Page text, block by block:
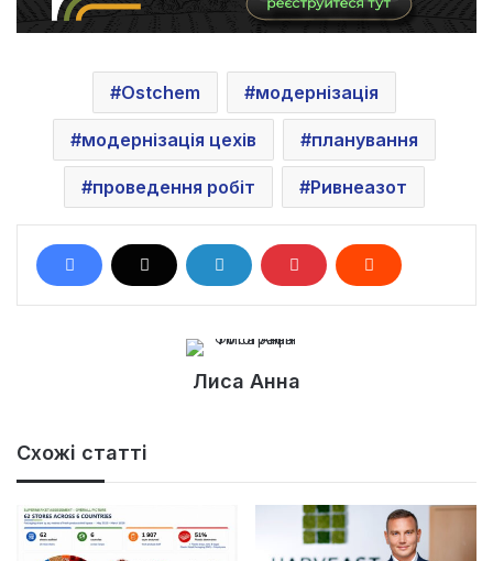
Ostchem модернізація
модернізація цехів планування
проведення робіт Ривнеазот
Лиса Анна
Схожі статті